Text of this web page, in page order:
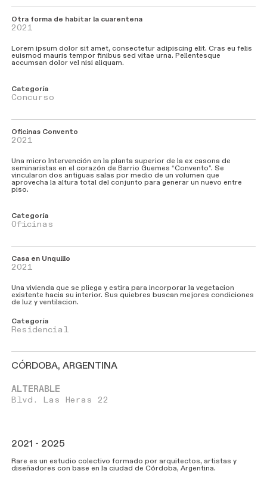
Otra forma de habitar la cuarentena
2021
Lorem ipsum dolor sit amet, consectetur adipiscing elit. Cras eu felis
euismod mauris tempor finibus sed vitae urna. Pellentesque
accumsan dolor vel nisi aliquam.
Categoría
Concurso
Oficinas Convento
2021
Una micro Intervención en la planta superior de la ex casona de
seminaristas en el corazón de Barrio Guemes “Convento”. Se
vincularon dos antiguas salas por medio de un volumen que
aprovecha la altura total del conjunto para generar un nuevo entre
piso.
Categoría
Oficinas
Casa en Unquillo
2021
Una vivienda que se pliega y estira para incorporar la vegetacion
existente hacia su interior. Sus quiebres buscan mejores condiciones
de luz y ventilacion.
Categoría
Residencial
CÓRDOBA, ARGENTINA
ALTERABLE
Blvd. Las Heras 22
2021 - 2025
Rare es un estudio colectivo formado por arquitectos, artistas y
diseñadores con base en la ciudad de Córdoba, Argentina.